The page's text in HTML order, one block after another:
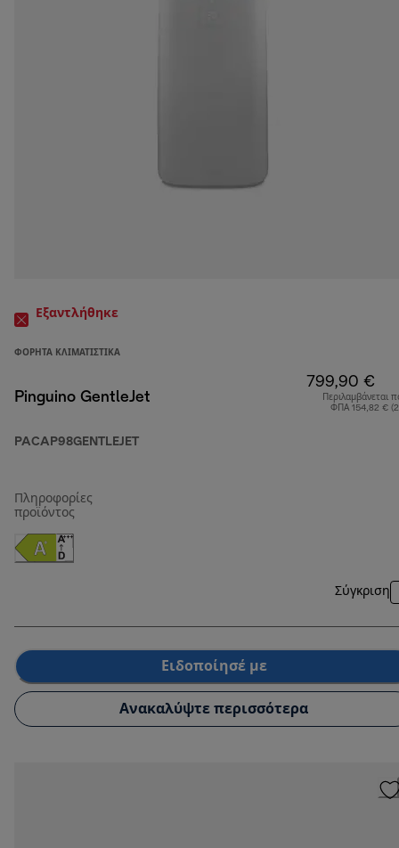
Εξαντλήθηκε
ΦΟΡΗΤΆ ΚΛΙΜΑΤΙΣΤΙΚΆ
Pinguino GentleJet
PACAP98GENTLEJET
799,90 €
Περιλαμβάνεται
ΦΠΑ 154,82 €
Πληροφορίες
προϊόντος
Σύγκριση
Ειδοποίησέ με
Ανακαλύψτε περισσότερα